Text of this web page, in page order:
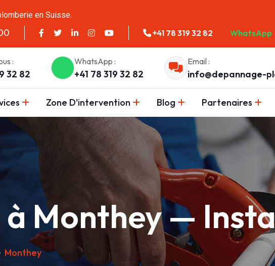
en Suisse.
+41 78 319 32 82 WhatsApp
:
32 82
WhatsApp :
+41 78 319 32 82
Email :
info@depannage-
Zone D'intervention Blog Partenaires
à Monthey —
Monthey